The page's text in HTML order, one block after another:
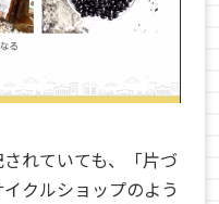
れていても、「片づ
クルショップのよう